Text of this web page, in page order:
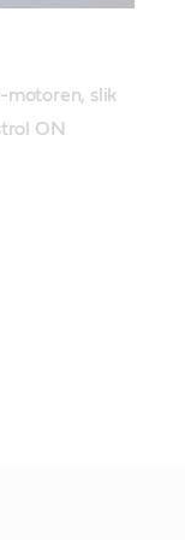
motoren, slik
ON